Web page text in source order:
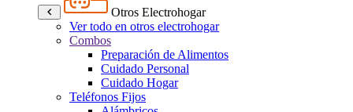
Otros Electrohogar
Ver todo en otros electrohogar
Combos
Preparación de Alimentos
Cuidado Personal
Cuidado Hogar
Teléfonos Fijos